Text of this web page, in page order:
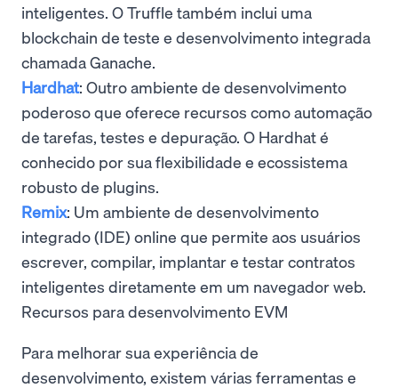
inteligentes. O Truffle também inclui uma
blockchain de teste e desenvolvimento integrada
chamada Ganache.
Hardhat: Outro ambiente de desenvolvimento
poderoso que oferece recursos como automação
de tarefas, testes e depuração. O Hardhat é
conhecido por sua flexibilidade e ecossistema
robusto de plugins.
Remix: Um ambiente de desenvolvimento
integrado (IDE) online que permite aos usuários
escrever, compilar, implantar e testar contratos
inteligentes diretamente em um navegador web.
Recursos para desenvolvimento EVM
Para melhorar sua experiência de
desenvolvimento, existem várias ferramentas e